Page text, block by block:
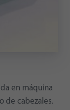
en máquina
de cabezales.